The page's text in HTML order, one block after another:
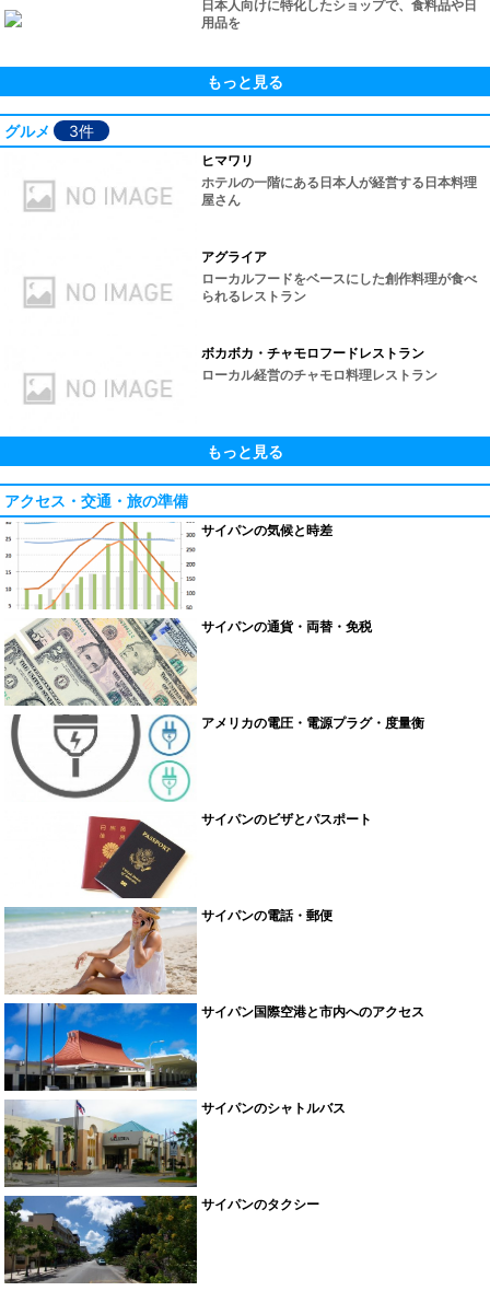
日本人向けに特化したショップで、食料品や日
用品を
もっと見る
グルメ 3件
ヒマワリ
ホテルの一階にある日本人が経営する日本料理
屋さん
アグライア
ローカルフードをベースにした創作料理が食べ
られるレストラン
ボカボカ・チャモロフードレストラン
ローカル経営のチャモロ料理レストラン
もっと見る
アクセス・交通・旅の準備
サイパンの気候と時差
サイパンの通貨・両替・免税
アメリカの電圧・電源プラグ・度量衡
サイパンのビザとパスポート
サイパンの電話・郵便
サイパン国際空港と市内へのアクセス
サイパンのシャトルバス
サイパンのタクシー